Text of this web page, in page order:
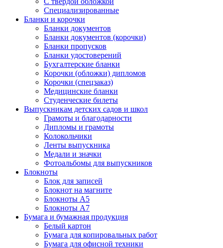
Специализированные
Бланки и корочки
Бланки документов
Бланки документов (корочки)
Бланки пропусков
Бланки удостоверений
Бухгалтерские бланки
Корочки (обложки) дипломов
Корочки (спецзаказ)
Медицинские бланки
Студенческие билеты
Выпускникам детских садов и школ
Грамоты и благодарности
Дипломы и грамоты
Колокольчики
Ленты выпускника
Медали и значки
Фотоальбомы для выпускников
Блокноты
Блок для записей
Блокнот на магните
Блокноты А5
Блокноты А7
Бумага и бумажная продукция
Белый картон
Бумага для копировальных работ
Бумага для офисной техники